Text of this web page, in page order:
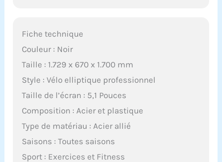
Fiche technique
Couleur : Noir
Taille : 1.729 x 670 x 1.700 mm
Style : Vélo elliptique professionnel
Taille de l’écran : 5,1 Pouces
Composition : Acier et plastique
Type de matériau : Acier allié
Saisons : Toutes saisons
Sport : Exercices et Fitness